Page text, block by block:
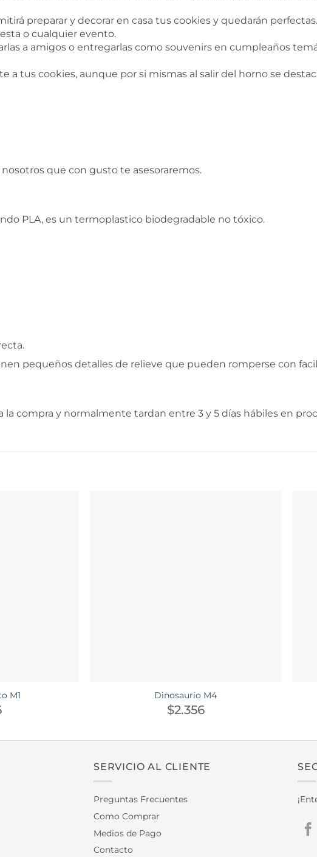
preparar y decorar en casa tus cookies y quedarán perfectas.
o cualquier evento.
a amigos o entregarlas como souvenirs en cumpleaños
tus cookies, aunque por si mismas al salir del horno se
que con gusto te asesoraremos.
PLA, es un termoplastico biodegradable no tóxico.
pequeños detalles de relieve que pueden romperse con
compra y normalmente tardan entre 3 y 5 días hábiles en
M1 Dinosaurio M4
$2.356
SERVICIO AL CLIENTE
Preguntas Frecuentes
Como Comprar
Medios de Pago
Contacto